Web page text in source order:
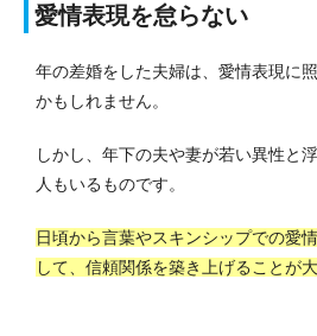
愛情表現を怠らない
年の差婚をした夫婦は、愛情表現に
かもしれません。
しかし、年下の夫や妻が若い異性と
人もいるものです。
日頃から言葉やスキンシップでの愛
して、信頼関係を築き上げることが